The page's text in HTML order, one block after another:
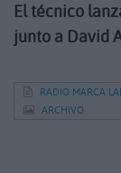
El técnico
junto a David
RADIO MARCA
ARCHIVO